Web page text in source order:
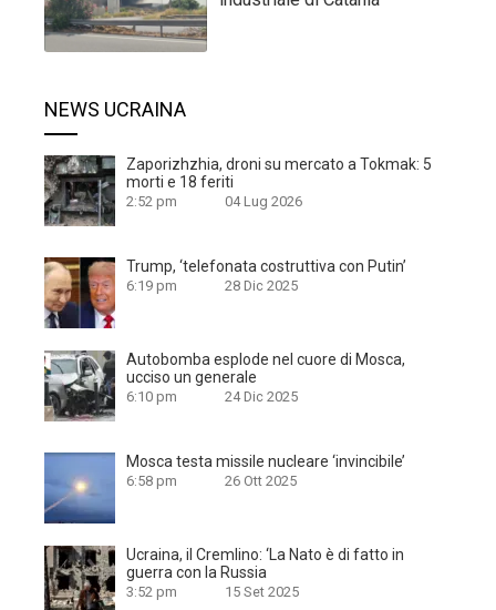
NEWS UCRAINA
Zaporizhzhia, droni su mercato a Tokmak: 5
morti e 18 feriti
2:52 pm 04 Lug 2026
Trump, ‘telefonata costruttiva con Putin’
6:19 pm 28 Dic 2025
Autobomba esplode nel cuore di Mosca,
ucciso un generale
6:10 pm 24 Dic 2025
Mosca testa missile nucleare ‘invincibile’
6:58 pm 26 Ott 2025
Ucraina, il Cremlino: ‘La Nato è di fatto in
guerra con la Russia
3:52 pm 15 Set 2025